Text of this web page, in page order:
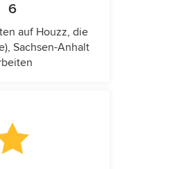
6
auf Houzz, die
Sachsen-Anhalt